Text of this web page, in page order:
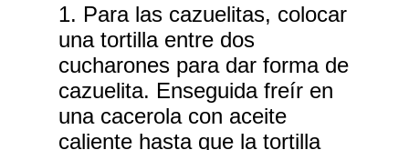
1. Para las cazuelitas, colocar
una tortilla entre dos
cucharones para dar forma de
cazuelita. Enseguida freír en
una cacerola con aceite
caliente hasta que la tortilla